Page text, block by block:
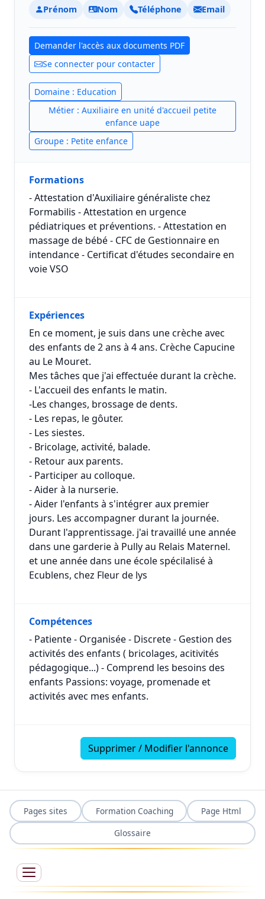
Prénom Nom Téléphone Email
Demander l'accès aux documents PDF
Se connecter pour contacter
Domaine : Education
Métier : Auxiliaire en unité d'accueil petite
enfance uape
Groupe : Petite enfance
Formations
- Attestation d'Auxiliaire généraliste chez
Formabilis - Attestation en urgence
pédiatriques et préventions. - Attestation en
massage de bébé - CFC de Gestionnaire en
intendance - Certificat d'études secondaire en
voie VSO
Expériences
En ce moment, je suis dans une crèche avec
des enfants de 2 ans à 4 ans. Crèche Capucine
au Le Mouret.
Mes tâches que j'ai effectuée durant la crèche.
- L'accueil des enfants le matin.
-Les changes, brossage de dents.
- Les repas, le gôuter.
- Les siestes.
- Bricolage, activité, balade.
- Retour aux parents.
- Participer au colloque.
- Aider à la nurserie.
- Aider l'enfants à s'intégrer aux premier
jours. Les accompagner durant la journée.
Durant l'apprentissage. j'ai travaillé une année
dans une garderie à Pully au Relais Maternel.
et une année dans une école spécilalisé à
Ecublens, chez Fleur de lys
Compétences
- Patiente - Organisée - Discrete - Gestion des
activités des enfants ( bricolages, acitivités
pédagogique...) - Comprend les besoins des
enfants Passions: voyage, promenade et
activités avec mes enfants.
Supprimer / Modifier l'annonce
Pages sites Formation Coaching
Page Html
Glossaire